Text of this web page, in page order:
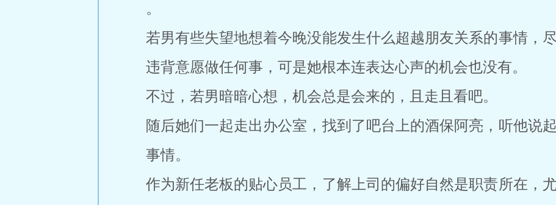
。
若男有些失望地想着今晚没能发生什么超越朋友关系的事情，
违背意愿做任何事，可是她根本连表达心声的机会也没有。
不过，若男暗暗心想，机会总是会来的，且走且看吧。
随后她们一起走出办公室，找到了吧台上的酒保阿亮，听他说
事情。
作为新任老板的贴心员工，了解上司的偏好自然是职责所在，